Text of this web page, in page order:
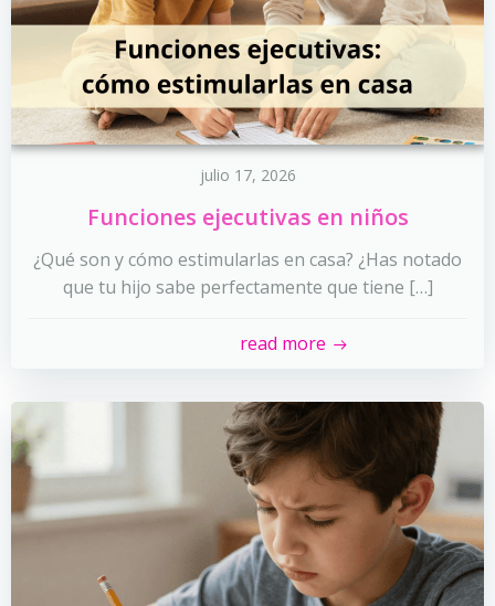
julio 17, 2026
Funciones ejecutivas en niños
¿Qué son y cómo estimularlas en casa? ¿Has notado
que tu hijo sabe perfectamente que tiene […]
read more